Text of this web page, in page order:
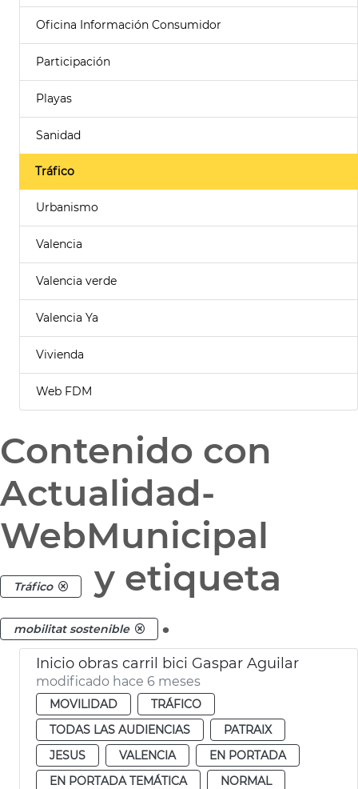
Oficina Información Consumidor
Participación
Playas
Sanidad
Tráfico
Urbanismo
Valencia
Valencia verde
Valencia Ya
Vivienda
Web FDM
Contenido con
Actualidad-
WebMunicipal
Tráfico y etiqueta
mobilitat sostenible .
Inicio obras carril bici Gaspar Aguilar
modificado hace 6 meses
MOVILIDAD
TRÁFICO
TODAS LAS AUDIENCIAS
PATRAIX
JESUS
VALENCIA
EN PORTADA
EN PORTADA TEMÁTICA
NORMAL